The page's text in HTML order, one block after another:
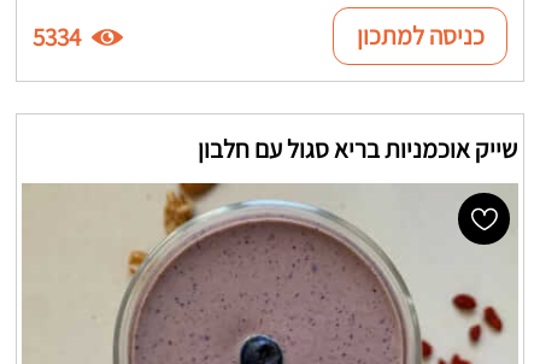
כניסה למתכון 5334
שייק אוכמניות בריא סגול עם חלבון